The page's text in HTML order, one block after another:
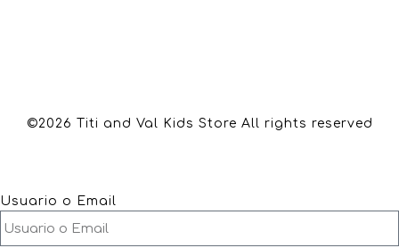
©2026 Titi and Val Kids Store All rights reserved
Usuario o Email